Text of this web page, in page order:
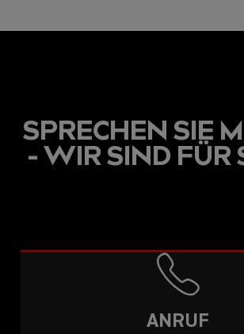
USB-C ÜBER LANGE
DISTANZEN: AKTIVE
USB-C-KABEL FÜR
STABILE 10 GBIT/S BIS
SPRECHEN SIE
- WIR SIND FÜR
ANRUF